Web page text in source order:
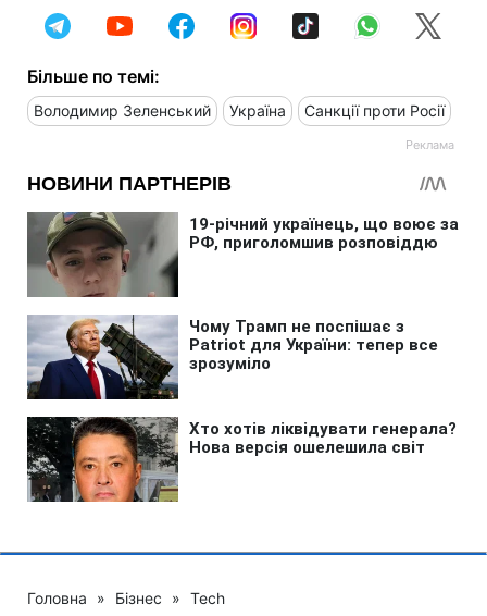
Більше по темі:
Володимир Зеленський Україна Санкції проти Росії
Головна » Бізнес » Tech